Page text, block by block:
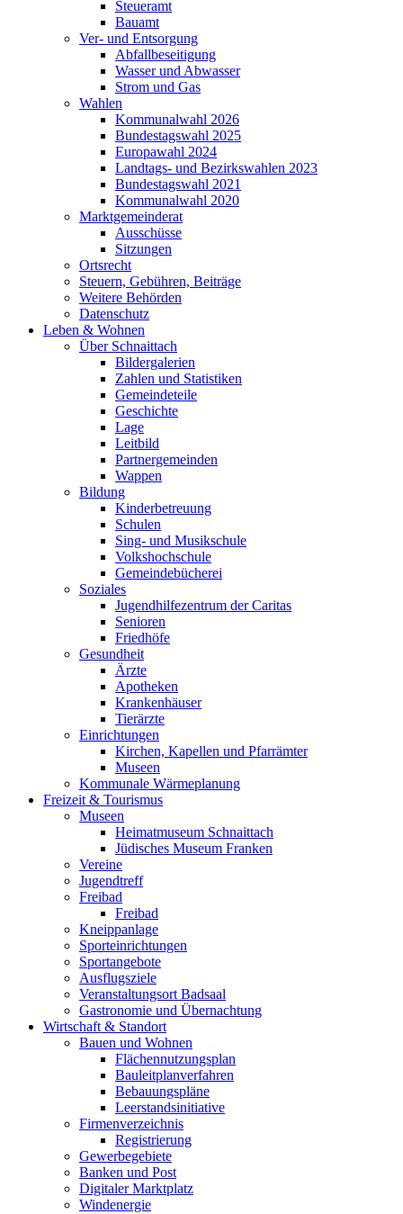
Steueramt
Bauamt
Ver- und Entsorgung
Abfallbeseitigung
Wasser und Abwasser
Strom und Gas
Wahlen
Kommunalwahl 2026
Bundestagswahl 2025
Europawahl 2024
Landtags- und Bezirkswahlen 2023
Bundestagswahl 2021
Kommunalwahl 2020
Marktgemeinderat
Ausschüsse
Sitzungen
Ortsrecht
Steuern, Gebühren, Beiträge
Weitere Behörden
Datenschutz
Leben & Wohnen
Über Schnaittach
Bildergalerien
Zahlen und Statistiken
Gemeindeteile
Geschichte
Lage
Leitbild
Partnergemeinden
Wappen
Bildung
Kinderbetreuung
Schulen
Sing- und Musikschule
Volkshochschule
Gemeindebücherei
Soziales
Jugendhilfezentrum der Caritas
Senioren
Friedhöfe
Gesundheit
Ärzte
Apotheken
Krankenhäuser
Tierärzte
Einrichtungen
Kirchen, Kapellen und Pfarrämter
Museen
Kommunale Wärmeplanung
Freizeit & Tourismus
Museen
Heimatmuseum Schnaittach
Jüdisches Museum Franken
Vereine
Jugendtreff
Freibad
Freibad
Kneippanlage
Sporteinrichtungen
Sportangebote
Ausflugsziele
Veranstaltungsort Badsaal
Gastronomie und Übernachtung
Wirtschaft & Standort
Bauen und Wohnen
Flächennutzungsplan
Bauleitplanverfahren
Bebauungspläne
Leerstandsinitiative
Firmenverzeichnis
Registrierung
Gewerbegebiete
Banken und Post
Digitaler Marktplatz
Windenergie